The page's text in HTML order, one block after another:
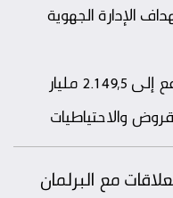
الإدارة الجهوية
بنك المغرب: الكتلة النّقدية ترتفع إلى 2.149,5 مليار
والاحتياطيات
مع البرلمان